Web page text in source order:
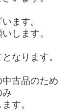
ます。
します。
なります。
古品のため
み
す。